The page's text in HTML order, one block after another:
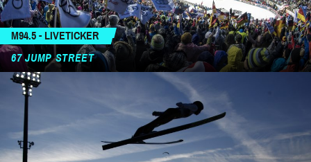
M94.5 - LIVETICKER
67 JUMP STREET